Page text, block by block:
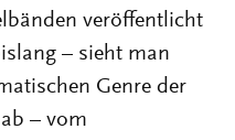
veröffentlicht
– sieht man
Genre der
– vom